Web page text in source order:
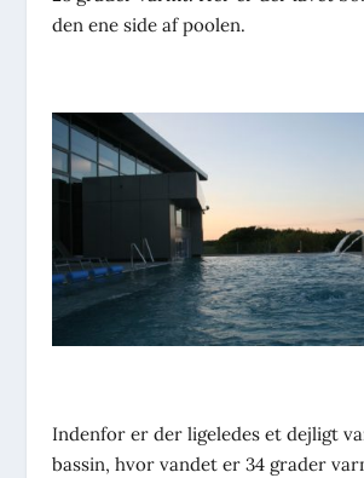
den ene side af poolen.
Indenfor er der ligeledes et dejligt
bassin, hvor vandet er 34 grader